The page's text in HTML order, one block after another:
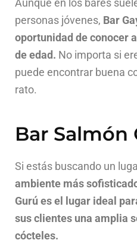
Aunque en los bares
personas jóvenes, Bar
oportunidad de conocer
de edad. No importa si
puede encontrar buena
rato.
Bar Salmón
Si estás buscando un
ambiente más
Gurú es el lugar ideal
sus clientes una amplia
cócteles.